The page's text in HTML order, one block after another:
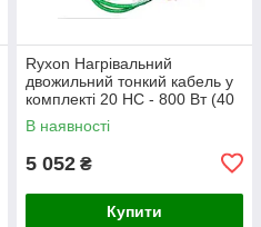
Ryxon Нагрівальний
двожильний тонкий кабель у
комплекті 20 HC - 800 Вт (40
м)
В наявності
5 052 ₴
Купити